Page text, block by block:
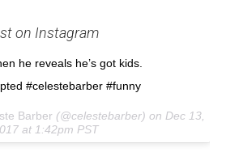
on Instagram
he reveals he’s got kids.
#celestebarber #funny
Barber (@celestebarber) on Dec 13,
at 1:42pm PST